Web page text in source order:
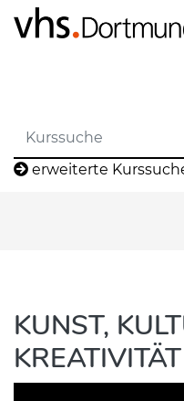
erweiterte
KUNST,
KREATIVITÄT